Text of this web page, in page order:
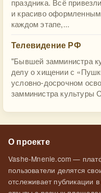
праздника. Всё
и красиво
каждом этапе,...
Телевидение РФ
"Бывшей замминистра
делу о хищении с
условно-досрочном
замминистра культуры
О проекте
Vashe-Mnenie.com —
пользователи делятся
отслеживает публикации